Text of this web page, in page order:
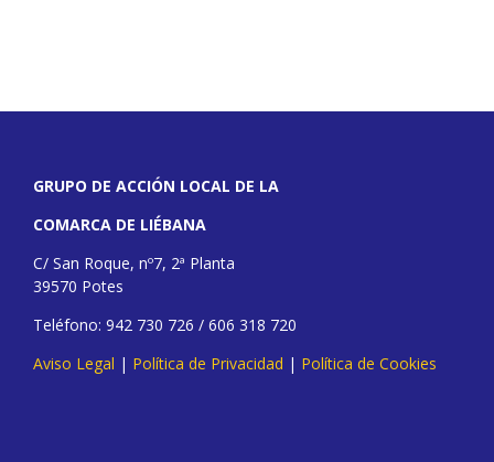
GRUPO DE ACCIÓN LOCAL DE LA
COMARCA DE LIÉBANA
C/ San Roque, nº7, 2ª Planta
39570 Potes
Teléfono: 942 730 726 / 606 318 720
Aviso Legal | Política de Privacidad | Política de Cookies